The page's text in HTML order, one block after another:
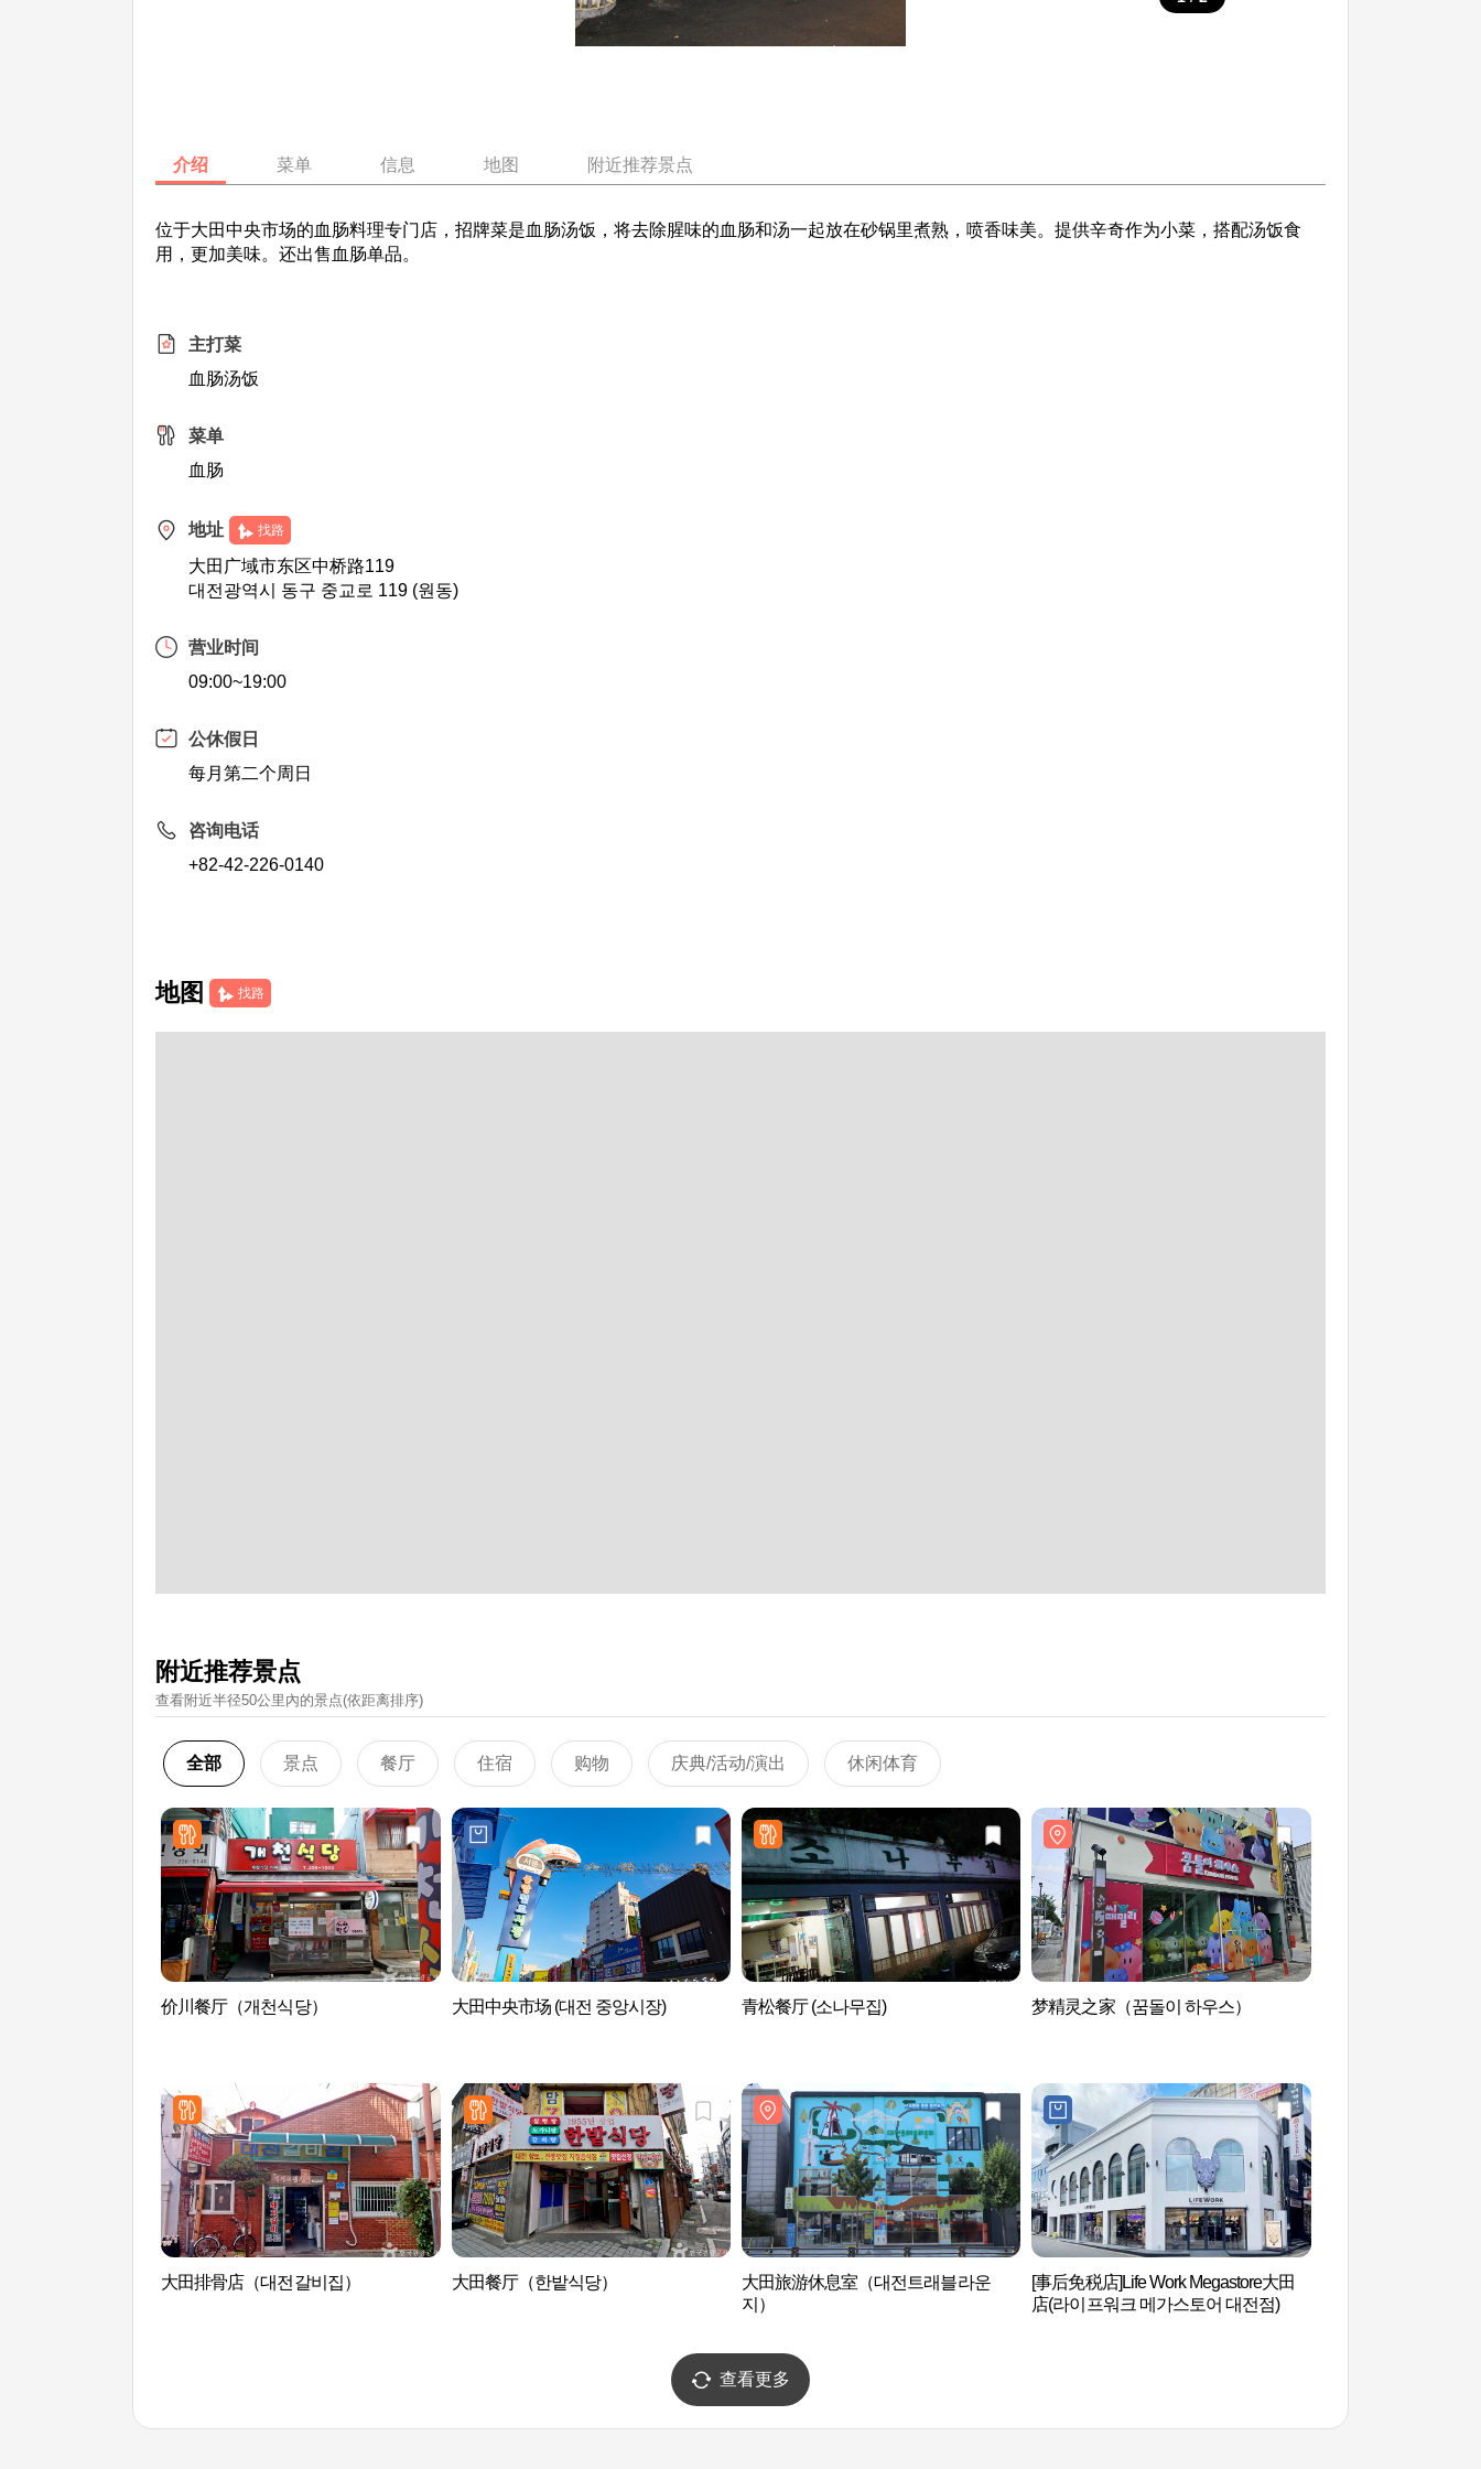
介绍 菜单 信息 地图 附近推荐景点
位于大田中央市场的血肠料理专门店，招牌菜是血肠汤饭，将去除腥味的血肠和汤一起放在砂锅里煮熟，喷香味美。提供辛奇作为小菜，搭配汤饭食
用，更加美味。还出售血肠单品。
主打菜
血肠汤饭
菜单
血肠
地址 找路
大田广域市东区中桥路119
대전광역시 동구 중교로 119 (원동)
营业时间
09:00~19:00
公休假日
每月第二个周日
咨询电话
+82-42-226-0140
地图 找路
附近推荐景点
查看附近半径50公里內的景点(依距离排序)
全部 景点 餐厅 住宿 购物 庆典/活动/演出 休闲体育
价川餐厅（개천식당） 大田中央市场 (대전 중앙시장) 青松餐厅 (소나무집) 梦精灵之家（꿈돌이 하우스）
大田排骨店（대전갈비집） 大田餐厅（한밭식당）
大田旅游休息室（대전트래블라운
지）
[事后免税店]Life Work Megastore大田
店(라이프워크 메가스토어 대전점)
查看更多